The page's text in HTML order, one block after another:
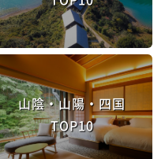
山陰・山陽・四国
TOP10